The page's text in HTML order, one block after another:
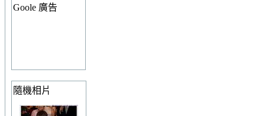
Goole 廣告
隨機相片